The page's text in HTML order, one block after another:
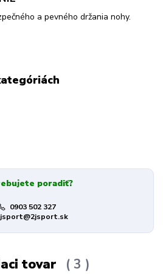
a pevného držania nohy.
poradiť?
0903 502 327
tovar 3